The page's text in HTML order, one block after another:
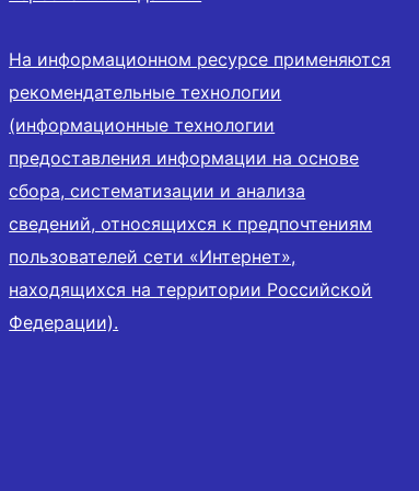
На информационном ресурсе применяются
рекомендательные технологии
(информационные технологии
предоставления информации на основе
сбора, систематизации и анализа
сведений, относящихся к предпочтениям
пользователей сети «Интернет»,
находящихся на территории Российской
Федерации).